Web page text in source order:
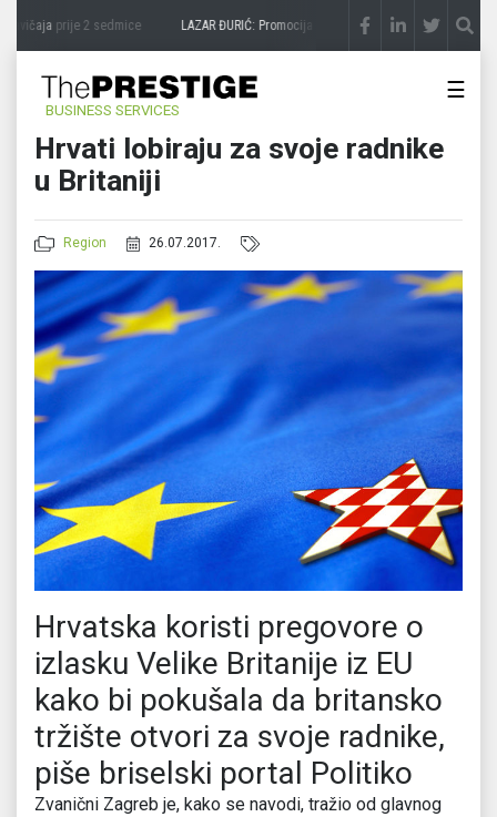
prije 2 sedmice LAZAR ĐURIĆ: Promocija potencijal pretvara u destinaciju
BUSINESS SERVICES
☰
Hrvati lobiraju za svoje radnike
u Britaniji
Region 26.07.2017.
Hrvatska koristi pregovore o
izlasku Velike Britanije iz EU
kako bi pokušala da britansko
tržište otvori za svoje radnike,
piše briselski portal Politiko
Zvanični Zagreb je, kako se navodi, tražio od glavnog